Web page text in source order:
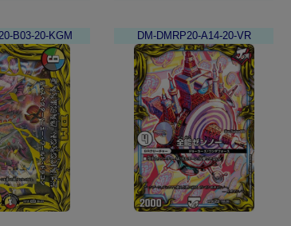
B03-20-KGM DM-DMRP20-A14-20-VR